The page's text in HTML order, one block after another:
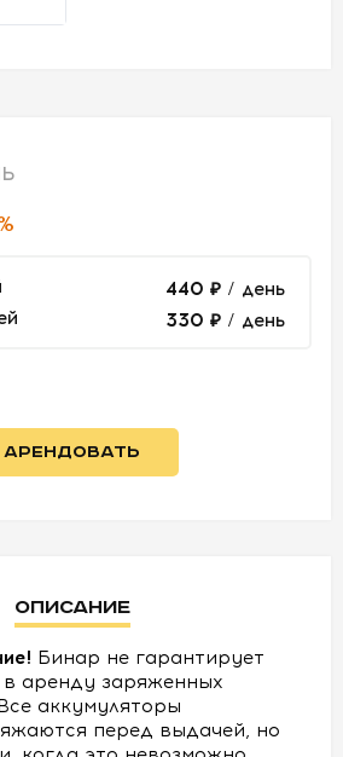
440 ₽ / день
330 ₽ / день
АРЕНДОВАТЬ
Описание
Бинар не гарантирует
в аренду заряженных
аккумуляторы
перед выдачей, но